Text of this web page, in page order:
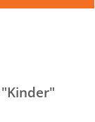
"Kinder"